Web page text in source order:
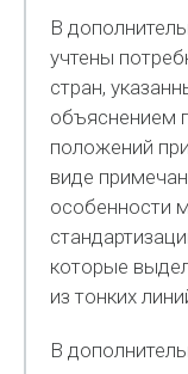
В
учтены
стран,
объяснением
положений
виде
особенности
которые
из тонких
В